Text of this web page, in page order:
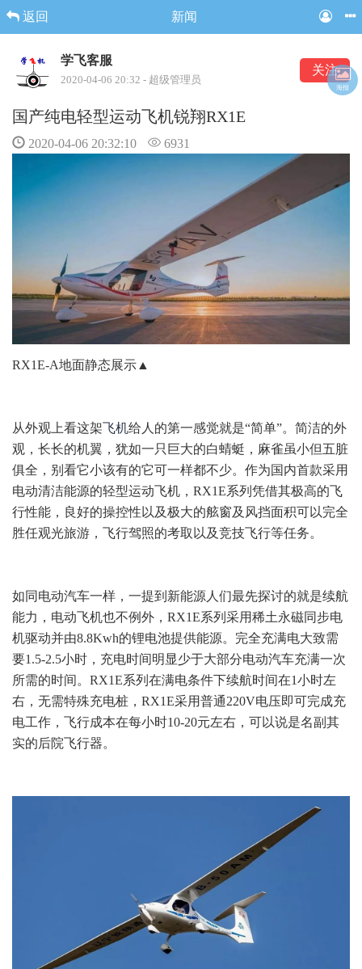
返回 新闻
学飞客服
2020-04-06 20:32 - 超级管理员
关注
国产纯电轻型运动飞机锐翔RX1E
2020-04-06 20:32:10 6931
RX1E-A地面静态展示▲
从外观上看这架飞机给人的第一感觉就是“简单”。 简洁的外
观，长长的机翼，犹如一只巨大的白蜻蜓，麻雀虽小但五脏
俱全，别看它小该有的它可一样都不少。 作为国内首款采用
电动清洁能源的轻型运动飞机，RX1E系列凭借其极高的飞
行性能，良好的操控性以及极大的舷窗及风挡面积可以完全
胜任观光旅游，飞行驾照的考取以及竞技飞行等任务。
如同电动汽车一样，一提到新能源人们最先探讨的就是续航
能力，电动飞机也不例外，RX1E系列采用稀土永磁同步电
机驱动并由8.8Kwh的锂电池提供能源。 完全充满电大致需
要1.5-2.5小时，充电时间明显少于大部分电动汽车充满一次
所需的时间。 RX1E系列在满电条件下续航时间在1小时左
右，无需特殊充电桩，RX1E采用普通220V电压即可完成充
电工作，飞行成本在每小时10-20元左右，可以说是名副其
实的后院飞行器。
海报